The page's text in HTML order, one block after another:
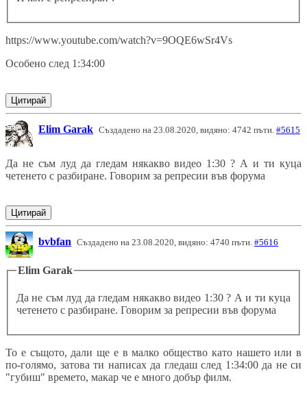
https://www.youtube.com/watch?v=9OQE6wSr4Vs
Особено след 1:34:00
Цитирай
Elim Garak Създадено на 23.08.2020, видяно: 4742 пъти. #5615
Да не съм луд да гледам някакво видео 1:30 ? А и ти куца
четенето с разбиране. Говорим за репресии във форума
Цитирай
bvbfan Създадено на 23.08.2020, видяно: 4740 пъти. #5616
Elim Garak
Да не съм луд да гледам някакво видео 1:30 ? А и ти куца
четенето с разбиране. Говорим за репресии във форума
То е същото, дали ще е в малко общество като нашето или в
по-голямо, затова ти написах да гледаш след 1:34:00 да не си
"губиш" времето, макар че е много добър филм.